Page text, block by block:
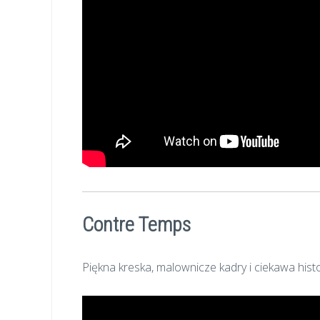
Contre Temps
Piękna kreska, malownicze kadry i ciekawa